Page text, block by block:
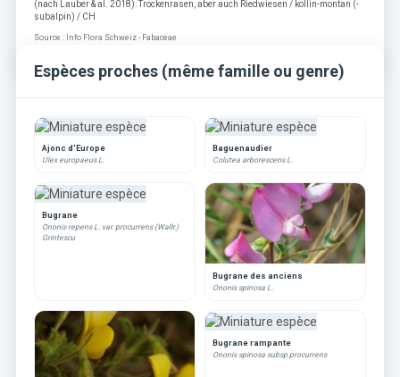
(nach Lauber & al. 2018): Trockenrasen, aber auch Riedwiesen / kollin-montan (-
subalpin) / CH
Source : Info Flora Schweiz - Fabaceae
Espèces proches (même famille ou genre)
Ajonc d'Europe
Ulex europaeus L.
Baguenaudier
Colutea arborescens L.
Bugrane
Ononis repens L. var. procurrens (Wallr.)
Grintescu
Bugrane des anciens
Ononis spinosa L.
Bugrane rampante
Ononis spinosa subsp.procurrens